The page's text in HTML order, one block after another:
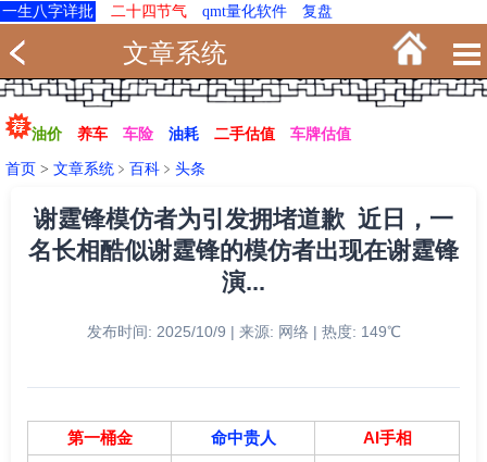
一生八字详批 二十四节气 qmt量化软件 复盘
文章系统
油价 养车 车险 油耗 二手估值 车牌估值
首页 > 文章系统 ﹥ 百科 ﹥ 头条
谢霆锋模仿者为引发拥堵道歉 近日，一
名长相酷似谢霆锋的模仿者出现在谢霆锋
演...
发布时间: 2025/10/9 | 来源: 网络 | 热度: 149℃
第一桶金 命中贵人
AI手相